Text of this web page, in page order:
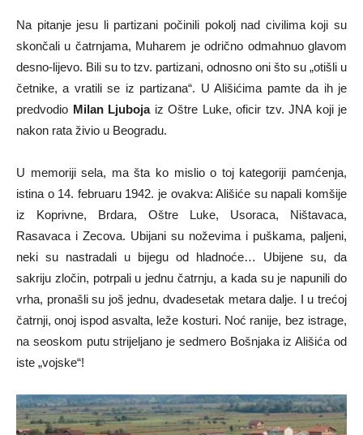
Na pitanje jesu li partizani počinili pokolj nad civilima koji su
skončali u čatrnjama, Muharem je odrično odmahnuo glavom
desno-lijevo. Bili su to tzv. partizani, odnosno oni što su „otišli u
četnike, a vratili se iz partizana“. U Ališićima pamte da ih je
predvodio Milan Ljubojaiz Oštre Luke, oficir tzv. JNA koji je
nakon rata živio u Beogradu.
U memoriji sela, ma šta ko mislio o toj kategoriji pamćenja,
istina o 14. februaru 1942. je ovakva: Ališiće su napali komšije
iz Koprivne, Brdara, Oštre Luke, Usoraca, Ništavaca,
Rasavaca i Zecova. Ubijani su noževima i puškama, paljeni,
neki su nastradali u bijegu od hladnoće… Ubijene su, da
sakriju zločin, potrpali u jednu čatrnju, a kada su je napunili do
vrha, pronašli su još jednu, dvadesetak metara dalje. I u trećoj
čatrnji, onoj ispod asvalta, leže kosturi. Noć ranije, bez istrage,
na seoskom putu strijeljano je sedmero Bošnjaka iz Ališića od
iste „vojske“!